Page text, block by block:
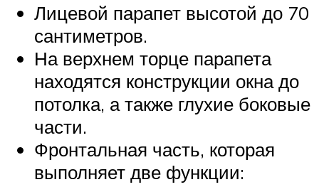
Лицевой парапет высотой до 70
сантиметров.
На верхнем торце парапета
находятся конструкции окна до
потолка, а также глухие боковые
части.
Фронтальная часть, которая
выполняет две функции: